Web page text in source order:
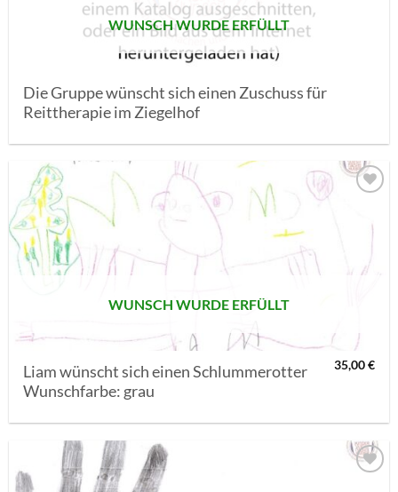
WUNSCH WURDE ERFÜLLT
Die Gruppe wünscht sich einen Zuschuss für
Reittherapie im Ziegelhof
WUNSCH WURDE ERFÜLLT
Liam wünscht sich einen Schlummerotter
Wunschfarbe: grau
35,00€